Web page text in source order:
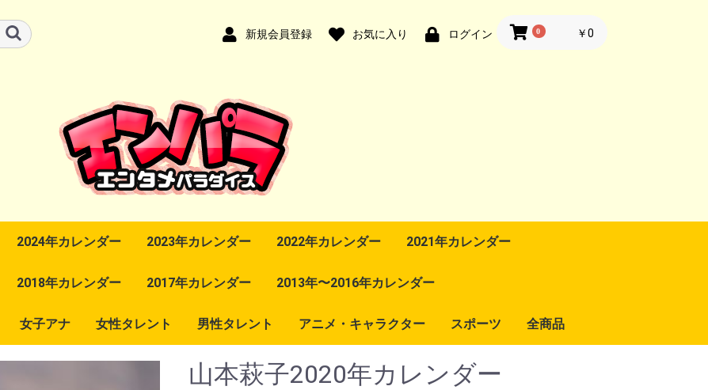
新規会員登録 お気に入り ログイン 0 ￥0
2024年カレンダー 2023年カレンダー 2022年カレンダー 2021年カレンダー
2018年カレンダー 2017年カレンダー 2013年〜2016年カレンダー
女子アナ 女性タレント 男性タレント アニメ・キャラクター スポーツ 全商品
山本萩子2020年カレンダー